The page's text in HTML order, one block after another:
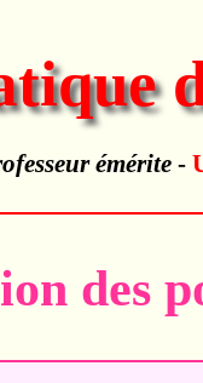
émérite -
des